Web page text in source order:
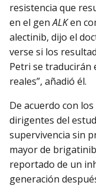
resistencia que
en el genALKen
alectinib, dijo el
verse si los
Petri se traducirán
reales”, añadió él.
De acuerdo con
dirigentes del
supervivencia sin
mayor de
reportado de un
generación